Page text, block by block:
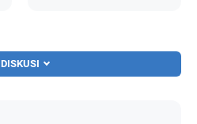
DISKUSI